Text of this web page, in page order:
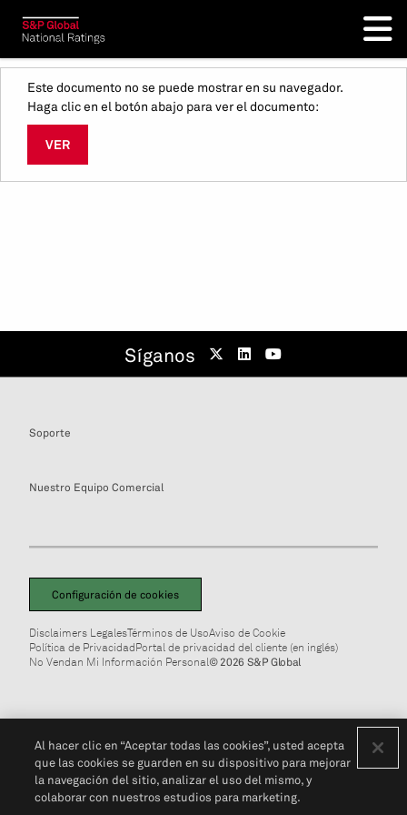
Este documento no se puede mostrar en su navegador.
Haga clic en el botón abajo para ver el documento:
VER
Síganos
Soporte
Nuestro Equipo Comercial
Configuración de cookies
Disclaimers LegalesTérminos de UsoAviso de Cookie
Política de PrivacidadPortal de privacidad del cliente (en inglés)
No Vendan Mi Información Personal© 2026 S&P Global
Al hacer clic en “Aceptar todas las cookies”, usted acepta
que las cookies se guarden en su dispositivo para mejorar
la navegación del sitio, analizar el uso del mismo, y
colaborar con nuestros estudios para marketing.